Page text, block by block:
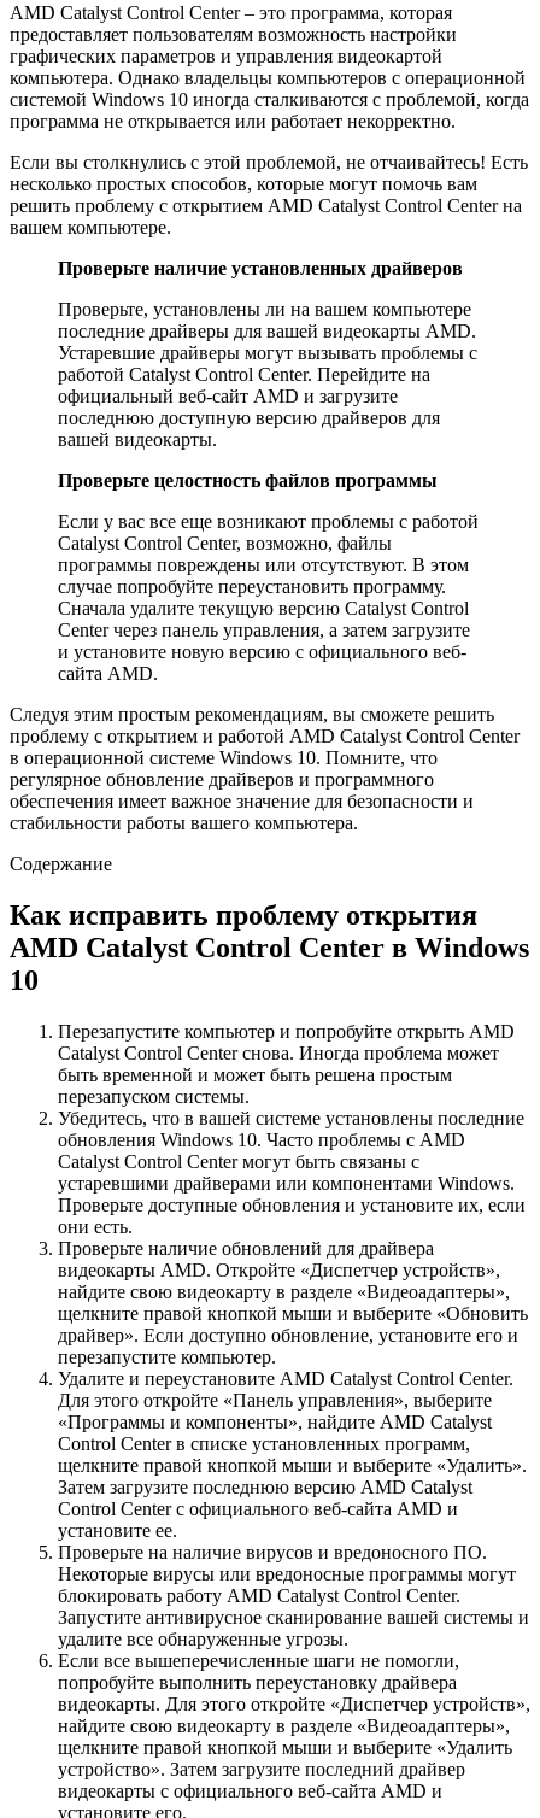
AMD Catalyst Control Center – это программа, которая
предоставляет пользователям возможность настройки
графических параметров и управления видеокартой
компьютера. Однако владельцы компьютеров с операционной
системой Windows 10 иногда сталкиваются с проблемой, когда
программа не открывается или работает некорректно.
Если вы столкнулись с этой проблемой, не отчаивайтесь! Есть
несколько простых способов, которые могут помочь вам
решить проблему с открытием AMD Catalyst Control Center на
вашем компьютере.
Проверьте наличие установленных драйверов
Проверьте, установлены ли на вашем компьютере
последние драйверы для вашей видеокарты AMD.
Устаревшие драйверы могут вызывать проблемы с
работой Catalyst Control Center. Перейдите на
официальный веб-сайт AMD и загрузите
последнюю доступную версию драйверов для
вашей видеокарты.
Проверьте целостность файлов программы
Если у вас все еще возникают проблемы с работой
Catalyst Control Center, возможно, файлы
программы повреждены или отсутствуют. В этом
случае попробуйте переустановить программу.
Сначала удалите текущую версию Catalyst Control
Center через панель управления, а затем загрузите
и установите новую версию с официального веб-
сайта AMD.
Следуя этим простым рекомендациям, вы сможете решить
проблему с открытием и работой AMD Catalyst Control Center
в операционной системе Windows 10. Помните, что
регулярное обновление драйверов и программного
обеспечения имеет важное значение для безопасности и
стабильности работы вашего компьютера.
Содержание
Как исправить проблему открытия
AMD Catalyst Control Center в Windows
10
Перезапустите компьютер и попробуйте открыть AMD
Catalyst Control Center снова. Иногда проблема может
быть временной и может быть решена простым
перезапуском системы.
Убедитесь, что в вашей системе установлены последние
обновления Windows 10. Часто проблемы с AMD
Catalyst Control Center могут быть связаны с
устаревшими драйверами или компонентами Windows.
Проверьте доступные обновления и установите их, если
они есть.
Проверьте наличие обновлений для драйвера
видеокарты AMD. Откройте «Диспетчер устройств»,
найдите свою видеокарту в разделе «Видеоадаптеры»,
щелкните правой кнопкой мыши и выберите «Обновить
драйвер». Если доступно обновление, установите его и
перезапустите компьютер.
Удалите и переустановите AMD Catalyst Control Center.
Для этого откройте «Панель управления», выберите
«Программы и компоненты», найдите AMD Catalyst
Control Center в списке установленных программ,
щелкните правой кнопкой мыши и выберите «Удалить».
Затем загрузите последнюю версию AMD Catalyst
Control Center с официального веб-сайта AMD и
установите ее.
Проверьте на наличие вирусов и вредоносного ПО.
Некоторые вирусы или вредоносные программы могут
блокировать работу AMD Catalyst Control Center.
Запустите антивирусное сканирование вашей системы и
удалите все обнаруженные угрозы.
Если все вышеперечисленные шаги не помогли,
попробуйте выполнить переустановку драйвера
видеокарты. Для этого откройте «Диспетчер устройств»,
найдите свою видеокарту в разделе «Видеоадаптеры»,
щелкните правой кнопкой мыши и выберите «Удалить
устройство». Затем загрузите последний драйвер
видеокарты с официального веб-сайта AMD и
установите его.